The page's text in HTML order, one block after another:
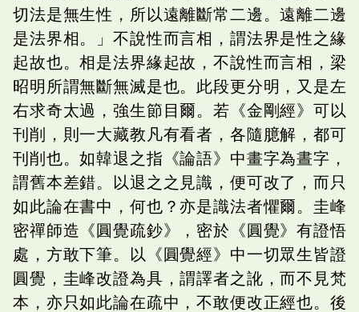
切法是無生性，所以遠離斷常二邊。遠離二邊
是法界相。」不說性而言相，謂法界是性之緣
起故也。相是法界緣起故，不說性而言相，梁
昭明所謂無斷無滅是也。此段更分明，又是左
右求奇太過，強生節目爾。若《金剛經》可以
刊削，則一大藏教凡有看者，各隨臆解，都可
刊削也。如韓退之指《論語》中畫字為晝字，
謂舊本差錯。以退之之見識，便可改了，而只
如此論在書中，何也？亦是識法者懼爾。圭峰
密禪師造《圓覺疏鈔》，密於《圓覺》有證悟
處，方敢下筆。以《圓覺經》中一切眾生皆證
圓覺，圭峰改證為具，謂譯者之訛，而不見梵
本，亦只如此論在疏中，不敢便改正經也。後